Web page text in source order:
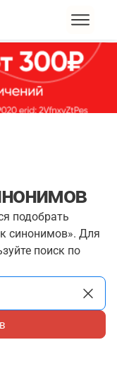
подобрать
синонимов». Для
поиск по